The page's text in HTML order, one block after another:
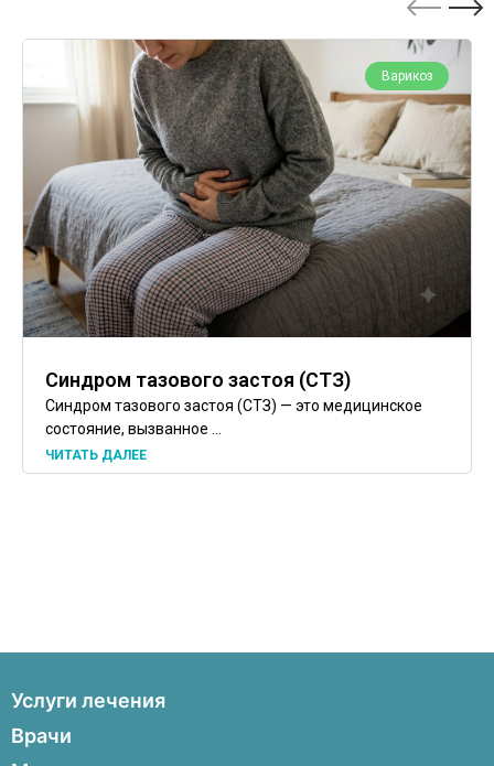
Варикоз
Синдром тазового застоя (СТЗ)
Синдром тазового застоя (СТЗ) — это медицинское
состояние, вызванное ...
ЧИТАТЬ ДАЛЕЕ
Услуги лечения
Пупочные и паховые грыжи
Врачи